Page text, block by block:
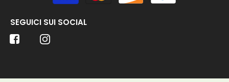
SEGUICI SUI SOCIAL